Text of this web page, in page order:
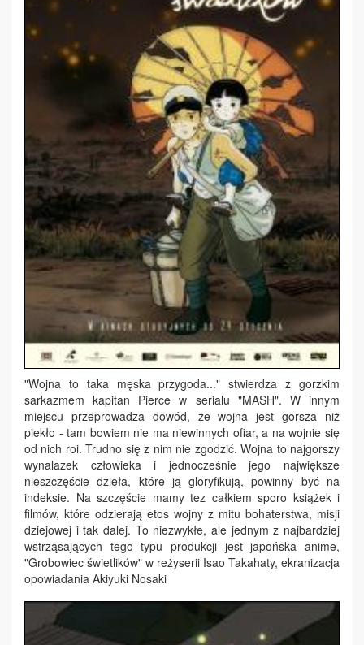
"Wojna to taka męska przygoda..." stwierdza z gorzkim
sarkazmem kapitan Pierce w serialu "MASH". W innym
miejscu przeprowadza dowód, że wojna jest gorsza niż
piekło - tam bowiem nie ma niewinnych ofiar, a na wojnie się
od nich roi. Trudno się z nim nie zgodzić. Wojna to najgorszy
wynalazek człowieka i jednocześnie jego największe
nieszczęście dzieła, które ją gloryfikują, powinny być na
indeksie. Na szczęście mamy tez całkiem sporo książek i
filmów, które odzierają etos wojny z mitu bohaterstwa, misji
dziejowej i tak dalej. To niezwykłe, ale jednym z najbardziej
wstrząsających tego typu produkcji jest japońska anime,
"Grobowiec świetlików" w reżyserii Isao Takahaty, ekranizacja
opowiadania Akiyuki Nosaki